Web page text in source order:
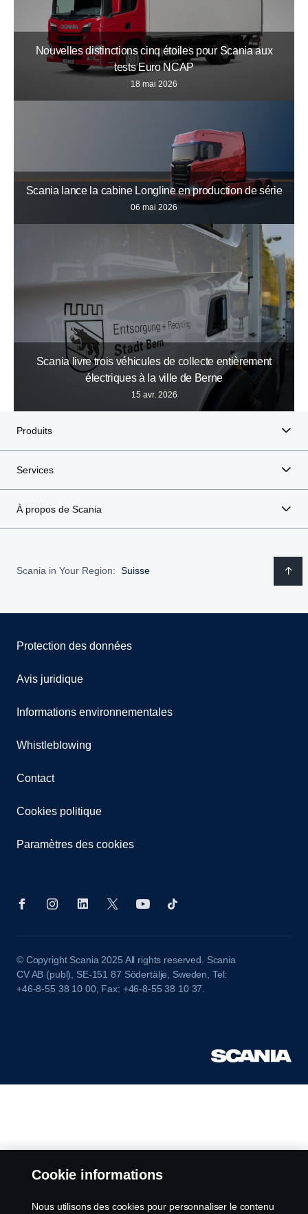
Nouvelles distinctions cinq étoiles pour Scania aux
tests Euro NCAP
18 mai 2026
Scania lance la cabine Longline en production de série
06 mai 2026
Scania livre trois véhicules de collecte entièrement
électriques à la ville de Berne
15 avr. 2026
Produits
Services
À propos de Scania
Scania in Your Region: Suisse
Protection des données
Avis juridique
Informations environnementales
Whistleblowing
Contact
Cookies politique
Paramètres des cookies
© Copyright Scania 2025 All rights reserved. Scania
CV AB (publ), SE-151 87 Södertälje, Sweden, Tel:
+46-8-55 38 10 00, Fax: +46-8-55 38 10 37.
Cookie informations
Nous utilisons des cookies pour personnaliser le contenu